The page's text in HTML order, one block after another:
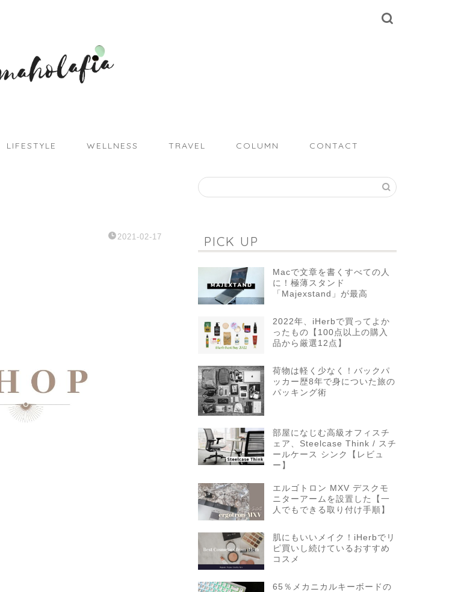
LIFESTYLE WELLNESS TRAVEL COLUMN CONTACT
2021-02-17 PICK UP
Macで文章を書くすべての人
に！極薄スタンド
「Majexstand」が最高
2022年、iHerbで買ってよか
ったもの【100点以上の購入
品から厳選12点】
荷物は軽く少なく！バックパ
ッカー歴8年で身についた旅の
パッキング術
部屋になじむ高級オフィスチ
ェア、Steelcase Think / スチ
ールケース シンク【レビュ
ー】
エルゴトロン MXV デスクモ
ニターアームを設置した【一
人でもできる取り付け手順】
肌にもいいメイク！iHerbでリ
ピ買いし続けているおすすめ
コスメ
65％メカニカルキーボードの